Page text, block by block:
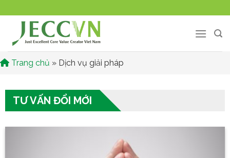
đến
dung
Trang chủ » Dịch vụ giải pháp
TƯ VẤN ĐỔI MỚI